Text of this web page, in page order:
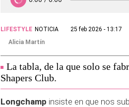
LIFESTYLE NOTICIA
25 feb 2026 - 13:17
Alicia Martín
La tabla, de la que solo se
Shapers Club.
Longchamp insiste en que nos